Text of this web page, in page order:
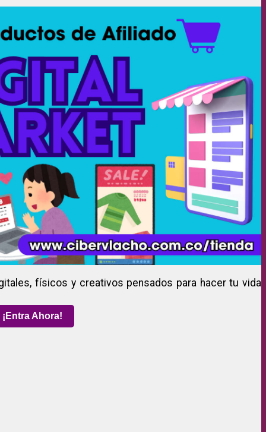
físicos y creativos pensados para hacer tu vida
¡Entra Ahora!